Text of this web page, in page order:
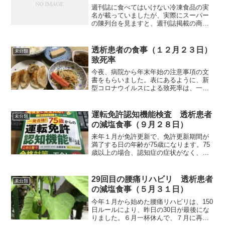
週刊誌に食べてはいけない冷凍食品の実
名が載っていましたが、実際にスーパー
の陳列台を見ますと、週刊誌掲載の商品
品もありました。たくさんある商品の中
には、そのように書いてあ...
未分類
透析患者の食事（１２月２３日）
致死率
今夜、病院から年末年始の注意事項の文
書をもらいました。表にあるように、新
型コロナウイルスによる致死率は、一般
は持っていても、心の片隅には、俺はか
かるもんかと思う...
未分類
運転免許認知機能検査 透析患者
の減塩食事（９月２８日）
来年１月が免許更新で、免許更新期間が
満了する日の年齢が75歳になります。75
歳以上の場合、認知症の症状がなく、安
午後から予約していた自動車学校で、高
齢者講習（2時間）と...
未分類
29回目の腰痛リハビリ 透析患者
の減塩食事（５月３１日）
今年１月から始めた腰痛リハビリは、150
日ルールにより、昨日の30日が最後にな
りました。６月一杯休んで、７月に再受